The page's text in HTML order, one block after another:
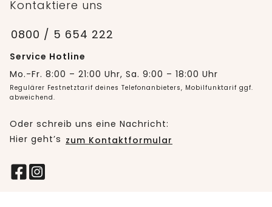
Kontaktiere uns
0800 / 5 654 222
Service Hotline
Mo.-Fr. 8:00 – 21:00 Uhr, Sa. 9:00 – 18:00 Uhr
Regulärer Festnetztarif deines Telefonanbieters, Mobilfunktarif ggf.
abweichend.
Oder schreib uns eine Nachricht:
Hier geht’s zum Kontaktformular